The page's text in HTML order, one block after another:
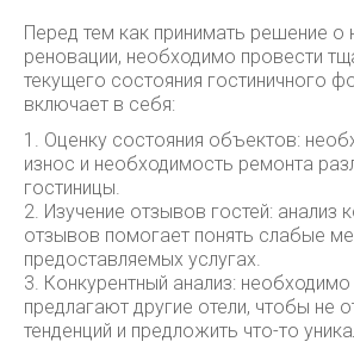
Перед тем как принимать решение о
реновации, необходимо провести
текущего состояния гостиничного
включает в себя:
1. Оценку состояния объектов:
износ и необходимость ремонта
гостиницы.
2. Изучение отзывов гостей: анализ
отзывов помогает понять слабые
предоставляемых услугах.
3. Конкурентный анализ: необходимо
предлагают другие отели, чтобы не
тенденций и предложить что-то